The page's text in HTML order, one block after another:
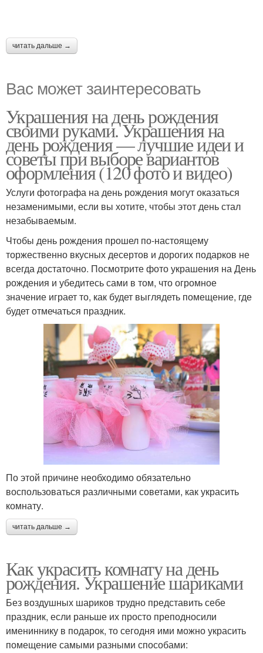
читать дальше →
Вас может заинтересовать
Украшения на день рождения
своими руками. Украшения на
день рождения — лучшие идеи и
советы при выборе вариантов
оформления (120 фото и видео)
Услуги фотографа на день рождения могут оказаться
незаменимыми, если вы хотите, чтобы этот день стал
незабываемым.
Чтобы день рождения прошел по-настоящему
торжественно вкусных десертов и дорогих подарков не
всегда достаточно. Посмотрите фото украшения на День
рождения и убедитесь сами в том, что огромное
значение играет то, как будет выглядеть помещение, где
будет отмечаться праздник.
По этой причине необходимо обязательно
воспользоваться различными советами, как украсить
комнату.
читать дальше →
Как украсить комнату на день
рождения. Украшение шариками
Без воздушных шариков трудно представить себе
праздник, если раньше их просто преподносили
имениннику в подарок, то сегодня ими можно украсить
помещение самыми разными способами: